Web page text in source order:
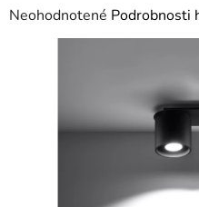
Priemerné
hodnotenie
Neohodnotené Podrobnosti